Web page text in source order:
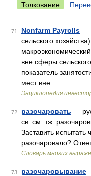
Толкование
71 Nonfarm Payrolls —
сельского
вне сферы
показатель
мест вне …
Энциклопедия
72 разочаровать —
св. см. тж.
Заставить испытать
разочаровало?
Словарь многих
73 разочаровывание